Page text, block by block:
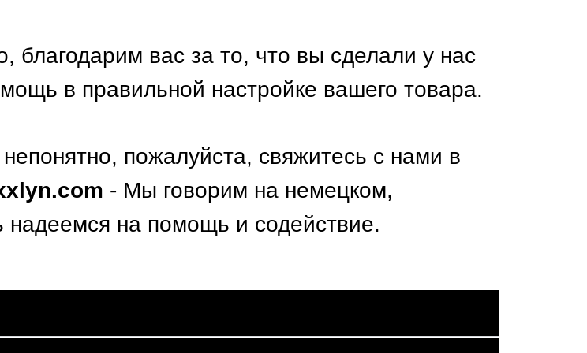
благодарим вас за то, что вы сделали у нас
в правильной настройке вашего товара.
пожалуйста, свяжитесь с нами в
- Мы говорим на немецком,
надеемся на помощь и содействие.